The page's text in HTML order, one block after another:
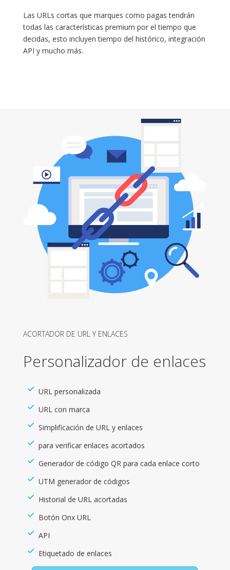
Las URLs cortas que marques como pagas tendrán
todas las características premium por el tiempo que
decidas, esto incluyen tiempo del histórico, integración
API y mucho más.
ACORTADOR DE URL Y ENLACES
Personalizador de enlaces
URL personalizada
URL con marca
Simplificación de URL y enlaces
para verificar enlaces acortados
Generador de código QR para cada enlace corto
UTM generador de códigos
Historial de URL acortadas
Botón Onx URL
API
Etiquetado de enlaces